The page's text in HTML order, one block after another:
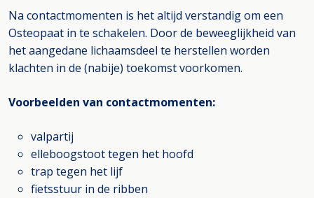
Na contactmomenten is het altijd verstandig om een
Osteopaat in te schakelen. Door de beweeglijkheid van
het aangedane lichaamsdeel te herstellen worden
klachten in de (nabije) toekomst voorkomen.
Voorbeelden van contactmomenten:
valpartij
elleboogstoot tegen het hoofd
trap tegen het lijf
fietsstuur in de ribben